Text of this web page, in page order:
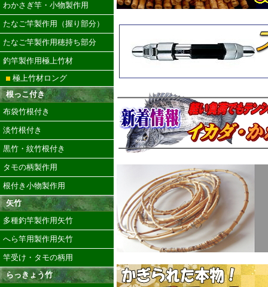
わかさぎ竿・小物製作用
たなご竿製作用（握り部分）
たなご竿製作用穂持ち部分
釣竿製作用極上竹材
極上竹材ロング
根っこ付き
布袋竹根付き
淡竹根付き
黒竹・紋竹根付き
タモの柄製作用
根付き小物製作用
矢竹
多種釣竿製作用矢竹
へら竿用製作用矢竹
竿受け・タモの柄用
らっきょう竹